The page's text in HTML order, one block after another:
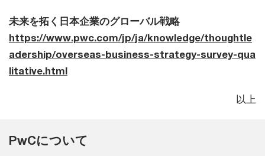
未来を拓く日本企業のグローバル戦略
https://www.pwc.com/jp/ja/knowledge/thoughtle
adership/overseas-business-strategy-survey-qua
litative.html
以上
PwCについて